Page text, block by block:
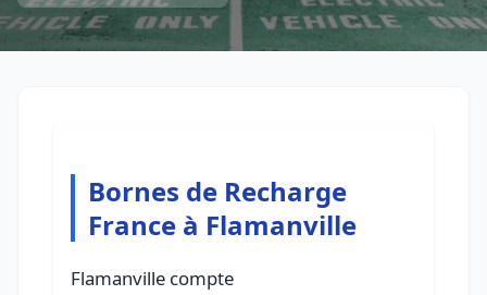
Bornes de Recharge
France à Flamanville
Flamanville compte